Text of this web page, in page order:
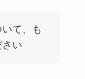
て、も
い